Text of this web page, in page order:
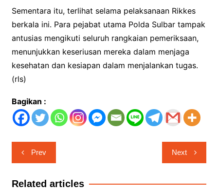
Sementara itu, terlihat selama pelaksanaan Rikkes
berkala ini. Para pejabat utama Polda Sulbar tampak
antusias mengikuti seluruh rangkaian pemeriksaan,
menunjukkan keseriusan mereka dalam menjaga
kesehatan dan kesiapan dalam menjalankan tugas.
(rls)
Bagikan :
Navigasi
pos
Prev Next
Related articles